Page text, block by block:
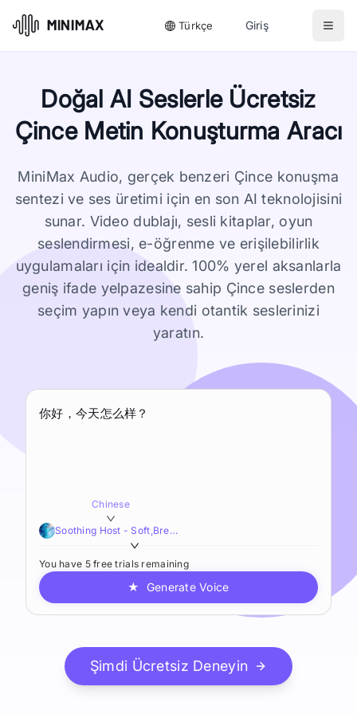
Türkçe Giriş
Doğal AI Seslerle Ücretsiz
Çince Metin Konuşturma Aracı
MiniMax Audio, gerçek benzeri Çince konuşma
sentezi ve ses üretimi için en son AI teknolojisini
sunar. Video dublajı, sesli kitaplar, oyun
seslendirmesi, e-öğrenme ve erişilebilirlik
uygulamaları için idealdir. 100% yerel aksanlarla
geniş ifade yelpazesine sahip Çince seslerden
seçim yapın veya kendi otantik seslerinizi
yaratın.
Chinese
Soothing Host - Soft,Breathy,Soothing
You have 5 free trials remaining
★ Generate Voice
Şimdi Ücretsiz Deneyin